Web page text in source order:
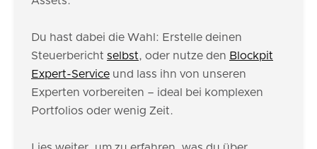
Du hast dabei die Wahl: Erstelle deinen
Steuerbericht selbst, oder nutze den Blockpit
Expert-Service und lass ihn von unseren
Experten vorbereiten – ideal bei komplexen
Portfolios oder wenig Zeit.